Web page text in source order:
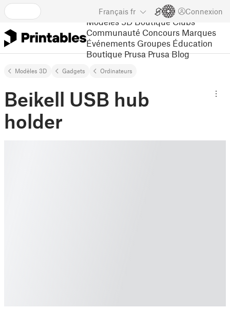
Français fr Connexion
Modèles 3D Boutique Clubs
Communauté Concours Marques
Événements Groupes Éducation
Boutique Prusa Prusa Blog
Modèles 3D Gadgets Ordinateurs
Beikell USB hub
holder